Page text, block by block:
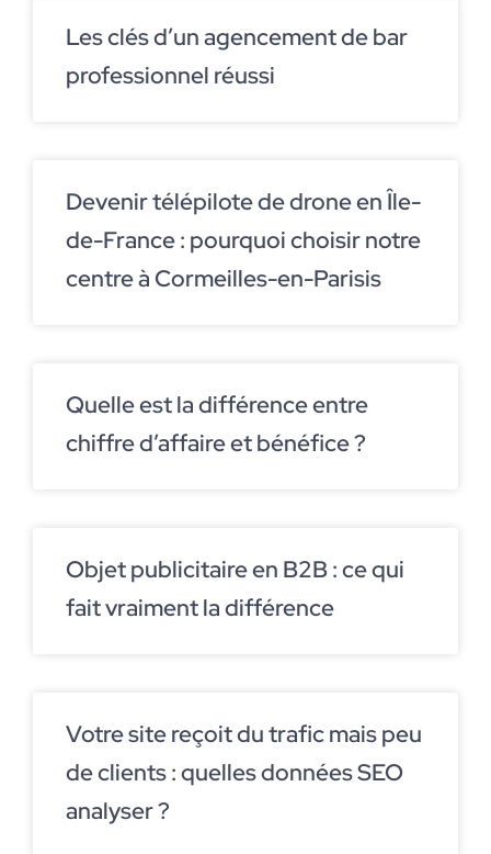
Les clés d’un agencement de bar
professionnel réussi
Devenir télépilote de drone en Île-
de-France : pourquoi choisir notre
centre à Cormeilles-en-Parisis
Quelle est la différence entre
chiffre d’affaire et bénéfice ?
Objet publicitaire en B2B : ce qui
fait vraiment la différence
Votre site reçoit du trafic mais peu
de clients : quelles données SEO
analyser ?